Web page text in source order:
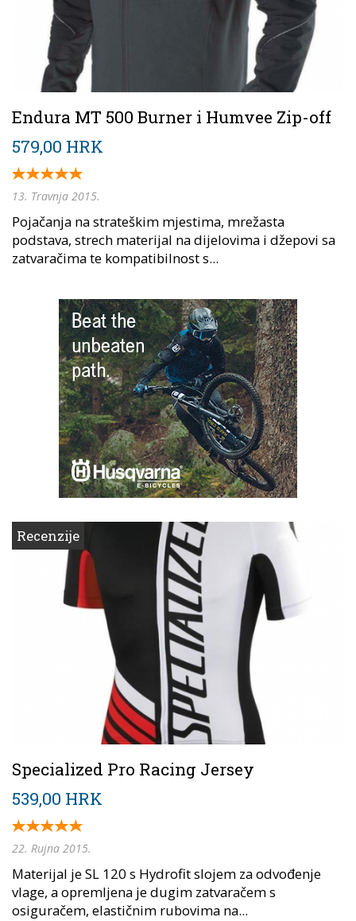
Endura MT 500 Burner i Humvee Zip-off
579,00 HRK
13. Travnja 2015.
Pojačanja na strateškim mjestima, mrežasta
podstava, strech materijal na dijelovima i džepovi sa
zatvaračima te kompatibilnost s...
Recenzije
Specialized Pro Racing Jersey
539,00 HRK
22. Rujna 2015.
Materijal je SL 120 s Hydrofit slojem za odvođenje
vlage, a opremljena je dugim zatvaračem s
osiguračem, elastičnim rubovima na...